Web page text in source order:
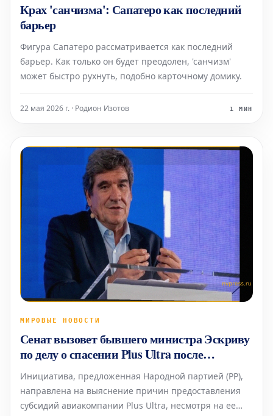
Крах 'санчизма': Сапатеро как последний
барьер
Фигура Сапатеро рассматривается как последний
барьер. Как только он будет преодолен, 'санчизм'
может быстро рухнуть, подобно карточному домику.
22 мая 2026 г. · Родион Изотов 1 МИН
МИРОВЫЕ НОВОСТИ
Сенат вызовет бывшего министра Эскриву
по делу о спасении Plus Ultra после
предполагаемой встречи с Сапатеро
Инициатива, предложенная Народной партией (PP),
направлена на выяснение причин предоставления
субсидий авиакомпании Plus Ultra, несмотря на ее